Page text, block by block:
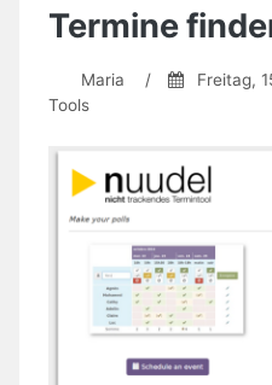
Termine
Maria / Freitag,
Tools